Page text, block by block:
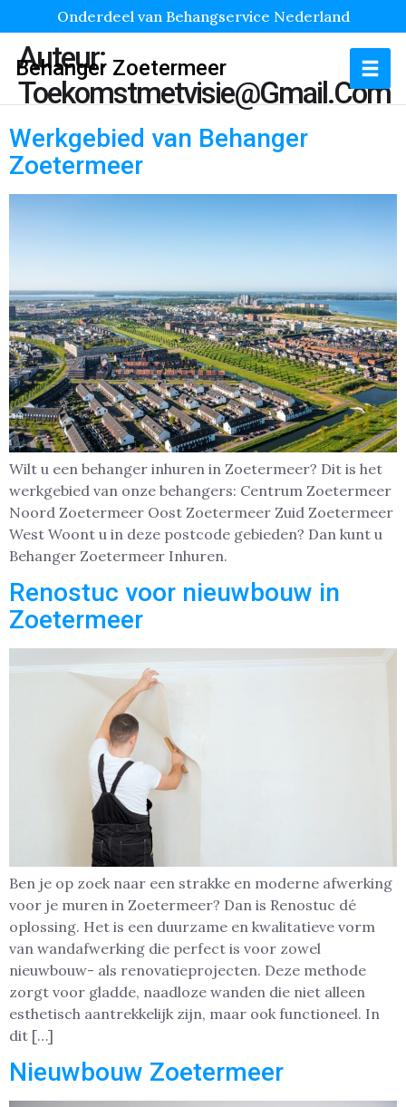
Onderdeel van Behangservice Nederland
Behanger Zoetermeer
Auteur:
Toekomstmetvisie@gmail.com
Werkgebied van Behanger
Zoetermeer
Wilt u een behanger inhuren in Zoetermeer? Dit is het
werkgebied van onze behangers: Centrum Zoetermeer
Noord Zoetermeer Oost Zoetermeer Zuid Zoetermeer
West Woont u in deze postcode gebieden? Dan kunt u
Behanger Zoetermeer Inhuren.
Renostuc voor nieuwbouw in
Zoetermeer
Ben je op zoek naar een strakke en moderne afwerking
voor je muren in Zoetermeer? Dan is Renostuc dé
oplossing. Het is een duurzame en kwalitatieve vorm
van wandafwerking die perfect is voor zowel
nieuwbouw- als renovatieprojecten. Deze methode
zorgt voor gladde, naadloze wanden die niet alleen
esthetisch aantrekkelijk zijn, maar ook functioneel. In
dit […]
Nieuwbouw Zoetermeer